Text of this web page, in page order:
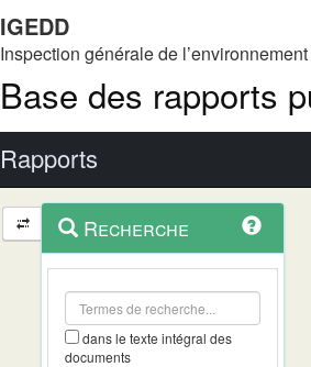
IGEDD
Inspection générale de
Base des rapports
Rapports
Navigation
et
outils
contextuel
Recherche
dans le texte intégral des
documents